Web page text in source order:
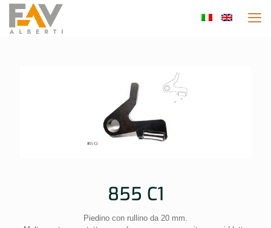
855 C1
Piedino con rullino da 20 mm.